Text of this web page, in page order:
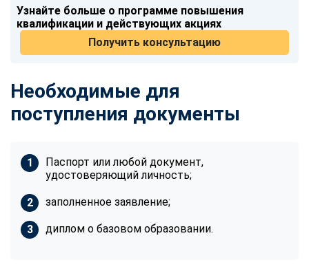
Узнайте больше о программе повышения
квалификации и действующих акциях
Получить консультацию
Необходимые для
поступления документы
Паспорт или любой документ,
удостоверяющий личность;
заполненное заявление;
диплом о базовом образовании.